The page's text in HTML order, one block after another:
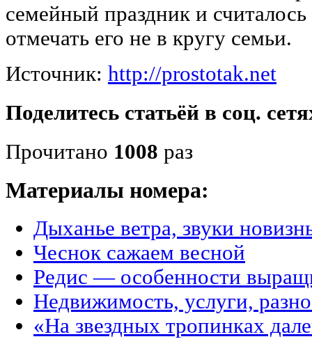
семейный праздник и
отмечать его не в кругу семьи.
Источник: http://prostotak.net
Поделитесь статьёй в соц.
Прочитано 1008 раз
Материалы номера:
Дыханье ветра, звуки
Чеснок сажаем весной
Редис — особенности
Недвижимость, услуги,
«На звездных тропинках